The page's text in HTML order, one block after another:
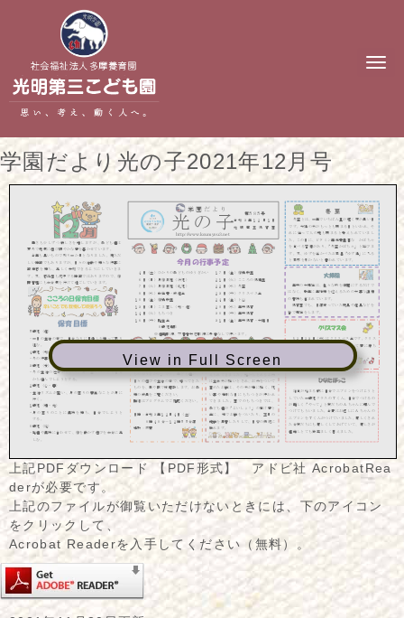
N
t
学園だより光の子2021年12月号
View in Full Screen
上記PDFダウンロード 【PDF形式】 アドビ社 AcrobatRea
derが必要です。
上記のファイルが御覧いただけないときには、下のアイコン
をクリックして、
Acrobat Readerを入手してください（無料）。